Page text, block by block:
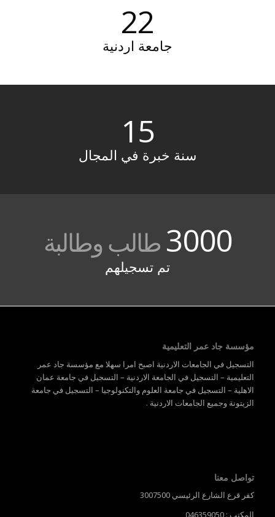
22
جامعة اردنية
15
سنة خبرة في المجال
3000 طالب وطالبة
تم تسجيلهم
مؤسسة جاد عمر التعليمية
التسجيل في الجامعات الاردنية اصبح امرا سهلا مع مؤسسة جاد عمر
التعليمية – التسجيل في الجامعة الاردنية – التسجيل في جامعة عمان
الاهلية – التسجيل في جامعة العلوم والتكنولوجيا – التسجيل في جامعة
الزيتونة وجميع الجامعات الاردنية .
تواصل معنا
كفر قرع الشارع الرئيسي 3007500
المكتب : 046359050